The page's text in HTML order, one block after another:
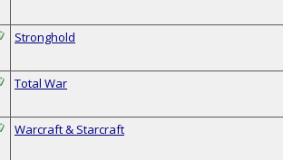
Stronghold
Total War
Warcraft & Starcraft